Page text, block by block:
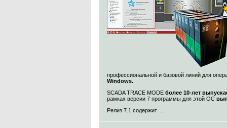
профессиональной и базовой линий для
Windows.
SCADA TRACE MODE более 10-лет
рамках версии 7 программы для этой ОС
Релиз 7.1 содержит ...